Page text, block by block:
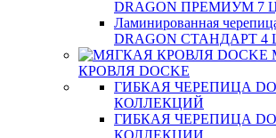
DRAGON ПРЕМИУМ 7
Ламинированная
DRAGON СТАНДАРТ 4
КРОВЛЯ DOCKE
ГИБКАЯ ЧЕРЕПИЦА
КОЛЛЕКЦИЙ
ГИБКАЯ ЧЕРЕПИЦА
КОЛЛЕКЦИИ